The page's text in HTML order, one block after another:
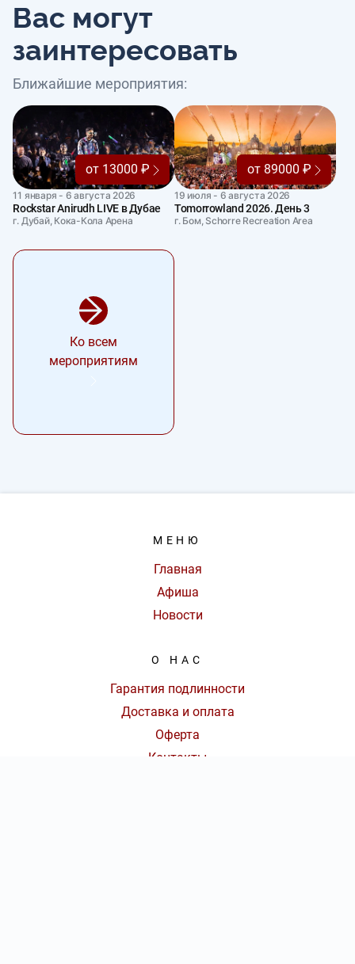
Вас могут
заинтересовать
Ближайшие мероприятия:
от 13000 ₽
11 января - 6 августа 2026
Rockstar Anirudh LIVE в Дубае
г. Дубай, Кока-Кола Арена
от 89000 ₽
19 июля - 6 августа 2026
Tomorrowland 2026. День 3
г. Бом, Schorre Recreation Area
Ко всем
мероприятиям
МЕНЮ
Главная
Афиша
Новости
О НАС
Гарантия подлинности
Доставка и оплата
Оферта
Контакты